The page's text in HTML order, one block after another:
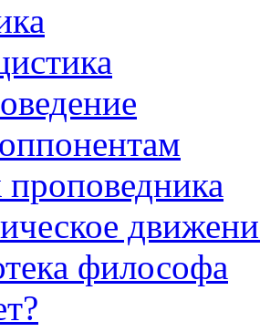
проповедника
философа